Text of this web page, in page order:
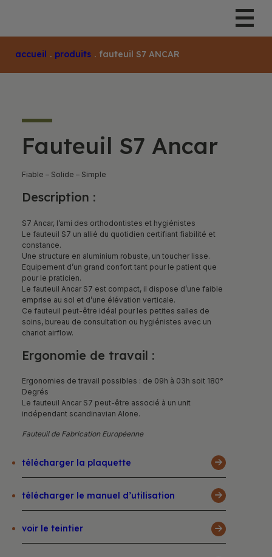
Accueil . Produits . Fauteuil S7 ANCAR
Fauteuil S7 Ancar
Fiable – Solide – Simple
Description :
S7 Ancar, l’ami des orthodontistes et hygiénistes
Le fauteuil S7 un allié du quotidien certifiant fiabilité et
constance.
Une structure en aluminium robuste, un toucher lisse.
Equipement d’un grand confort tant pour le patient que
pour le praticien.
Le fauteuil Ancar S7 est compact, il dispose d’une faible
emprise au sol et d’une élévation verticale.
Ce fauteuil peut-être idéal pour les petites salles de
soins, bureau de consultation ou hygiénistes avec un
chariot airflow.
Ergonomie de travail :
Ergonomies de travail possibles : de 09h à 03h soit 180°
Degrés
Le fauteuil Ancar S7 peut-être associé à un unit
indépendant scandinavian Alone.
Fauteuil de Fabrication Européenne
télécharger la plaquette
télécharger le manuel d’utilisation
voir le teintier